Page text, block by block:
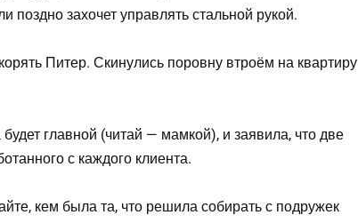
поздно захочет управлять стальной рукой.
Питер. Скинулись поровну втроём на квартиру
главной (читай — мамкой), и заявила, что две
с каждого клиента.
кем была та, что решила собирать с подружек